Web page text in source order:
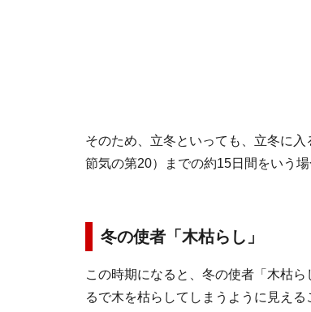
そのため、立冬といっても、立冬に
節気の第20）までの約15日間をいう場
冬の使者「木枯らし」
この時期になると、冬の使者「木枯
るで木を枯らしてしまうように見え